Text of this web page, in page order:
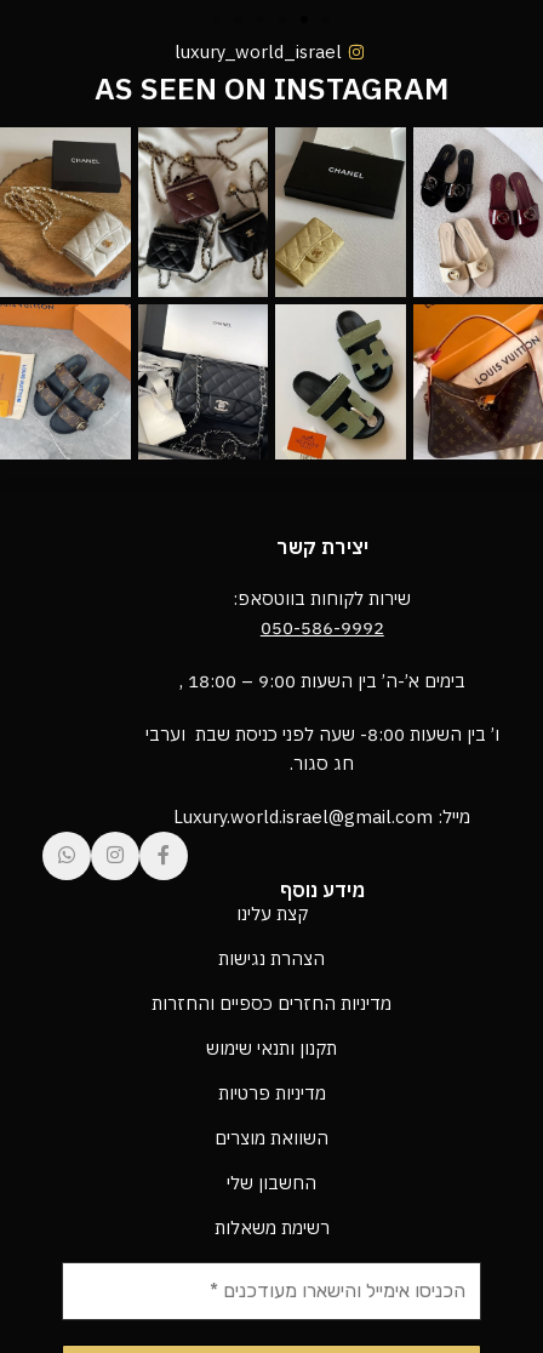
luxury_world_israel
AS SEEN ON INSTAGRAM
יצירת קשר
שירות לקוחות בווטסאפ:
050-586-9992
בימים א’-ה’ בין השעות 9:00 – 18:00 ,
ו’ בין השעות 8:00- שעה לפני כניסת שבת וערבי
חג סגור.
מייל: Luxury.world.israel@gmail.com
מידע נוסף
קצת עלינו
הצהרת נגישות
מדיניות החזרים כספיים והחזרות
תקנון ותנאי שימוש
מדיניות פרטיות
השוואת מוצרים
החשבון שלי
רשימת משאלות